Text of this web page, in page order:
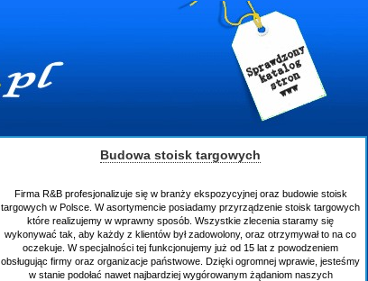
Budowa stoisk targowych
Firma R&B profesjonalizuje się w branży ekspozycyjnej oraz budowie stoisk
targowych w Polsce. W asortymencie posiadamy przyrządzenie stoisk targowych
które realizujemy w wprawny sposób. Wszystkie zlecenia staramy się
wykonywać tak, aby każdy z klientów był zadowolony, oraz otrzymywał to na co
oczekuje. W specjalności tej funkcjonujemy już od 15 lat z powodzeniem
obsługując firmy oraz organizacje państwowe. Dzięki ogromnej wprawie, jesteśmy
w stanie podołać nawet najbardziej wygórowanym żądaniom naszych